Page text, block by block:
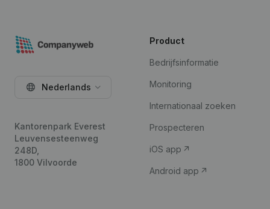
Nederlands
Kantorenpark Everest
Leuvensesteenweg
248D,
1800 Vilvoorde
Product
Bedrijfsinformatie
Monitoring
Internationaal zoeken
Prospecteren
iOS app
Android app